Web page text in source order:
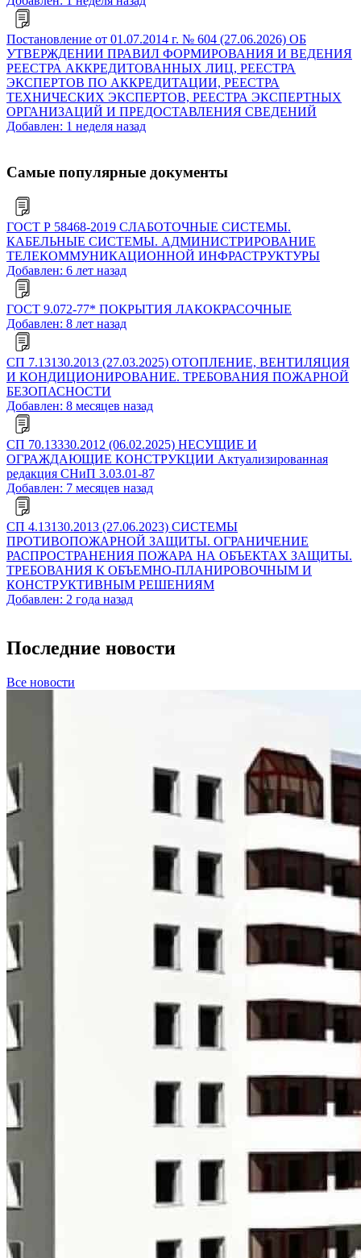
Постановление от 01.07.2014 г. № 604 (27.06.2026) ОБ
УТВЕРЖДЕНИИ ПРАВИЛ ФОРМИРОВАНИЯ И ВЕДЕНИЯ
РЕЕСТРА АККРЕДИТОВАННЫХ ЛИЦ, РЕЕСТРА
ЭКСПЕРТОВ ПО АККРЕДИТАЦИИ, РЕЕСТРА
ТЕХНИЧЕСКИХ ЭКСПЕРТОВ, РЕЕСТРА ЭКСПЕРТНЫХ
ОРГАНИЗАЦИЙ И ПРЕДОСТАВЛЕНИЯ СВЕДЕНИЙ
Добавлен: 1 неделя назад
Самые популярные документы
ГОСТ Р 58468-2019 СЛАБОТОЧНЫЕ СИСТЕМЫ.
КАБЕЛЬНЫЕ СИСТЕМЫ. АДМИНИСТРИРОВАНИЕ
ТЕЛЕКОММУНИКАЦИОННОЙ ИНФРАСТРУКТУРЫ
Добавлен: 6 лет назад
ГОСТ 9.072-77* ПОКРЫТИЯ ЛАКОКРАСОЧНЫЕ
Добавлен: 8 лет назад
СП 7.13130.2013 (27.03.2025) ОТОПЛЕНИЕ, ВЕНТИЛЯЦИЯ
И КОНДИЦИОНИРОВАНИЕ. ТРЕБОВАНИЯ ПОЖАРНОЙ
БЕЗОПАСНОСТИ
Добавлен: 8 месяцев назад
СП 70.13330.2012 (06.02.2025) НЕСУЩИЕ И
ОГРАЖДАЮЩИЕ КОНСТРУКЦИИ Актуализированная
редакция СНиП 3.03.01-87
Добавлен: 7 месяцев назад
СП 4.13130.2013 (27.06.2023) СИСТЕМЫ
ПРОТИВОПОЖАРНОЙ ЗАЩИТЫ. ОГРАНИЧЕНИЕ
РАСПРОСТРАНЕНИЯ ПОЖАРА НА ОБЪЕКТАХ ЗАЩИТЫ.
ТРЕБОВАНИЯ К ОБЪЕМНО-ПЛАНИРОВОЧНЫМ И
КОНСТРУКТИВНЫМ РЕШЕНИЯМ
Добавлен: 2 года назад
Последние новости
Все новости